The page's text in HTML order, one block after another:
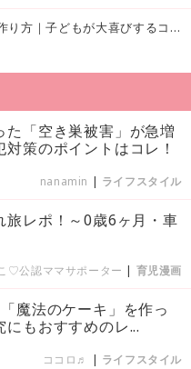
【おうち縁日】千本引きの作り方｜子どもが大喜びするコツやアイデア♪
た「空き巣被害」が急増
策のポイントはコレ！
nanamin | ライフスタイル
旅レポ！～0歳6ヶ月・車
♡公認ママサポーター | 育児漫画
魔法のケーキ」を作っ
もおすすめのレ...
ココロ♬ | ライフスタイル